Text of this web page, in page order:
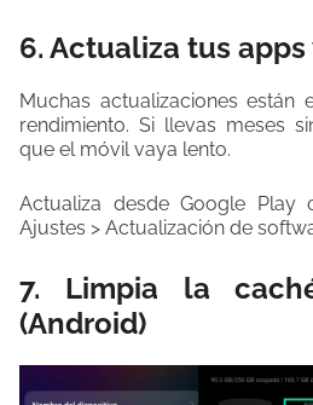
6. Actualiza tus apps
Muchas actualizaciones están
rendimiento. Si llevas meses
que el móvil vaya lento.
Actualiza desde Google
Ajustes > Actualización de
7. Limpia la
(Android)